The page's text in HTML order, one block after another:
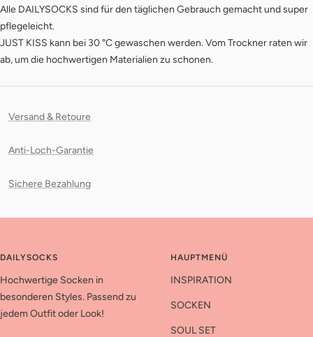
Alle DAILYSOCKS sind für den täglichen Gebrauch gemacht und super
pflegeleicht.
JUST KISS kann bei 30 °C gewaschen werden. Vom Trockner raten wir
ab, um die hochwertigen Materialien zu schonen.
Versand & Retoure
Anti-Loch-Garantie
Sichere Bezahlung
DAILYSOCKS
Hochwertige Socken in
besonderen Styles. Passend zu
jedem Outfit oder Look!
HAUPTMENÜ
INSPIRATION
SOCKEN
SOUL SET